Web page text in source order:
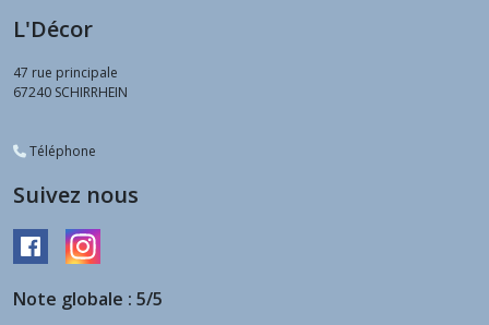
L'Décor
47 rue principale
67240 SCHIRRHEIN
Téléphone
Suivez nous
Note globale : 5/5